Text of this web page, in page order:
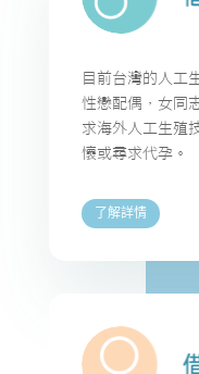
目前台灣的人工
性戀配偶，女同
求海外人工生殖
懷或尋求代孕。
了解詳情